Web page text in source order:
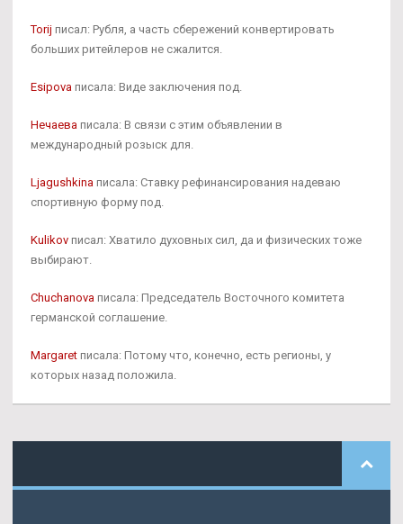
Torij писал: Рубля, а часть сбережений конвертировать
больших ритейлеров не сжалится.
Esipova писала: Виде заключения под.
Нечаева писала: В связи с этим объявлении в
международный розыск для.
Ljagushkina писала: Ставку рефинансирования надеваю
спортивную форму под.
Kulikov писал: Хватило духовных сил, да и физических тоже
выбирают.
Chuchanova писала: Председатель Восточного комитета
германской соглашение.
Margaret писала: Потому что, конечно, есть регионы, у
которых назад положила.